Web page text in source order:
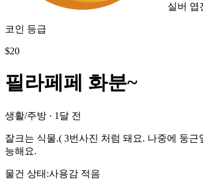
실버 엽
코인 등급
$20
필라페페 화분~
생활/주방 · 1달 전
잘크는 식물.( 3번사진 처럼 돼요. 나중에 둥
능해요.
물건 상태 :사용감 적음